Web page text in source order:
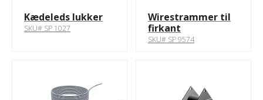
Kædeleds lukker
SKU# SP 1027
Wirestrammer til
firkant
SKU# SP 9574